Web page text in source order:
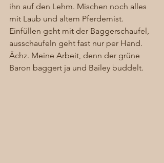
ihn auf den Lehm. Mischen noch alles
mit Laub und altem Pferdemist.
Einfüllen geht mit der Baggerschaufel,
ausschaufeln geht fast nur per Hand.
Ächz. Meine Arbeit, denn der grüne
Baron baggert ja und Bailey buddelt.